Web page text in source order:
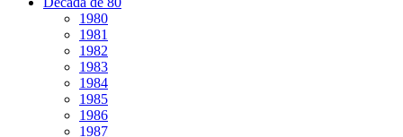
1980
1981
1982
1983
1984
1985
1986
1987